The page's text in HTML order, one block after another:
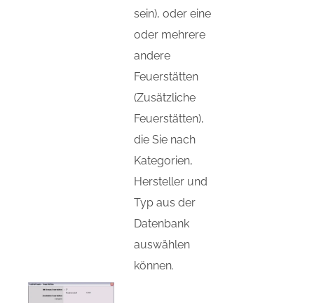
sein), oder eine
oder mehrere
andere
Feuerstätten
(Zusätzliche
Feuerstätten),
die Sie nach
Kategorien,
Hersteller und
Typ aus der
Datenbank
auswählen
können.